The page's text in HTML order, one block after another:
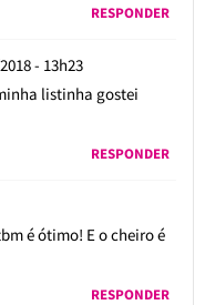
RESPONDER
- 13h23
listinha gostei
RESPONDER
é ótimo! E o cheiro é
RESPONDER